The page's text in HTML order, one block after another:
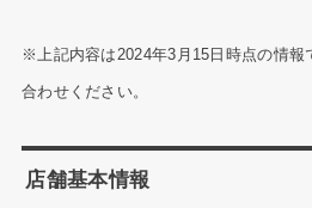
※上記内容は2024年3月15日時点の情報
合わせください。
店舗基本情報